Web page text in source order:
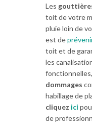
Les
toit de votre
pluie loin de
est de
toit et de
les
dommages
habillage de
cliquez ici
de